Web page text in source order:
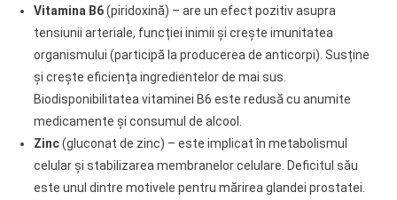
Vitamina B6(piridoxină) – are un efect pozitiv asupra
tensiunii arteriale, funcției inimii și crește imunitatea
organismului (participă la producerea de anticorpi). Susține
și crește eficiența ingredientelor de mai sus.
Biodisponibilitatea vitaminei B6 este redusă cu anumite
medicamente și consumul de alcool.
Zinc(gluconat de zinc) – este implicat în metabolismul
celular și stabilizarea membranelor celulare. Deficitul său
este unul dintre motivele pentru mărirea glandei prostatei.